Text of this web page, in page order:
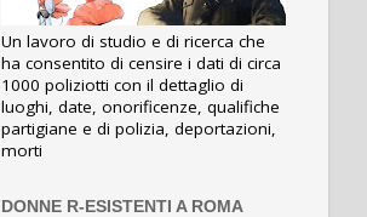
Un lavoro di studio e di ricerca che
ha consentito di censire i dati di circa
1000 poliziotti con il dettaglio di
luoghi, date, onorificenze, qualifiche
partigiane e di polizia, deportazioni,
morti
DONNE R-ESISTENTI A ROMA